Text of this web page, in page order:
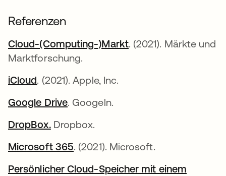
Referenzen
Cloud-(Computing-)Marktwird in einer neuen
. (2021). Märkte und
Marktforschung.
iCloudwird in einer neuen Registerkarte
. (2021). Apple, Inc.
Google Drivewird in einer neuen Registerkarte
. Googeln.
DropBox.wird in einer neuen Registerkarte
Dropbox.
Microsoft 365wird in einer neuen
. (2021). Microsoft.
Persönlicher Cloud-Speicher mit einem